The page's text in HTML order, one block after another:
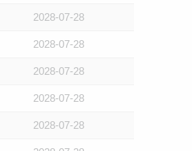
2028-07-28
2028-07-28
2028-07-28
2028-07-28
2028-07-28